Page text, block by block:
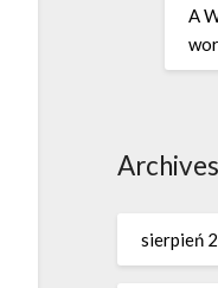
A
Archives
sierpień